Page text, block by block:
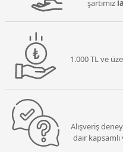
şartımız
1.000 TL ve
Alışveriş
dair